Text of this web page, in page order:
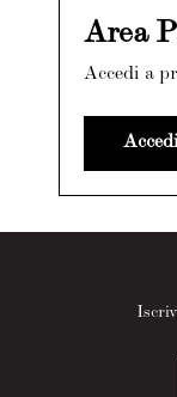
Area
Accedi a